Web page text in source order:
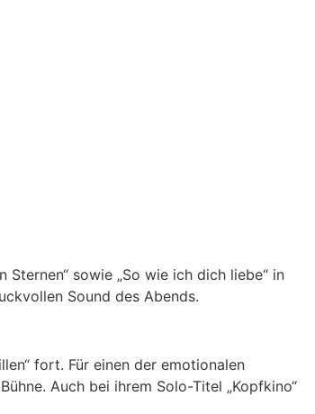
sowie „So wie ich dich liebe“ in
Sound des Abends.
fort. Für einen der emotionalen
Auch bei ihrem Solo-Titel „Kopfkino“